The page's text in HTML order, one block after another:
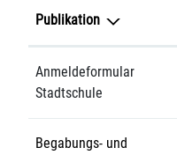
Publikation
Anmeldeformular
Stadtschule
Begabungs- und